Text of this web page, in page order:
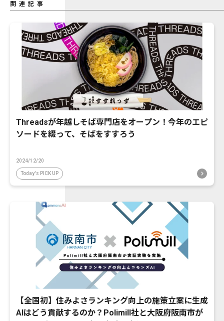
関連記事
Threadsが年越しそば専門店をオープン！今年のエピ
ソードを綴って、そばをすすろう
2024/12/20
Today's PICK UP
【全国初】住みよさランキング向上の施策立案に生成
AIはどう貢献するのか？Polimill社と大阪府阪南市が